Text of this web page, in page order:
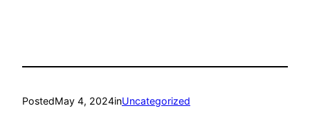
PostedMay 4, 2024inUncategorized